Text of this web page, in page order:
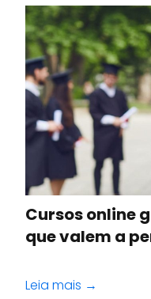
Cursos online
que valem a
Leia mais →